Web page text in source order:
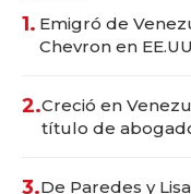
1. Emigró de
Chevron en
2.Creció en
título de
3.De Paredes y